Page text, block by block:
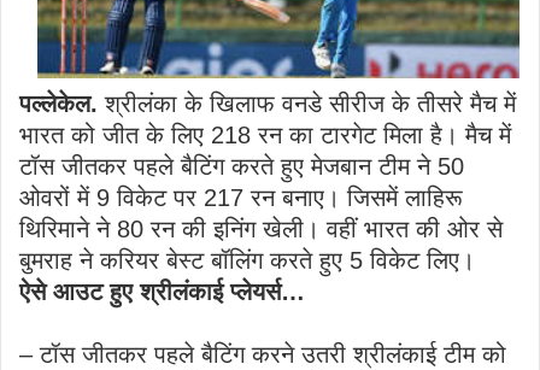
पल्लेकेल.श्रीलंका के खिलाफ वनडे सीरीज के तीसरे मैच में
भारत को जीत के लिए 218 रन का टारगेट मिला है। मैच में
टॉस जीतकर पहले बैटिंग करते हुए मेजबान टीम ने 50
ओवरों में 9 विकेट पर 217 रन बनाए। जिसमें लाहिरू
थिरिमाने ने 80 रन की इनिंग खेली। वहीं भारत की ओर से
बुमराह ने करियर बेस्ट बॉलिंग करते हुए 5 विकेट लिए।
ऐसे आउट हुए श्रीलंकाई प्लेयर्स…
– टॉस जीतकर पहले बैटिंग करने उतरी श्रीलंकाई टीम को